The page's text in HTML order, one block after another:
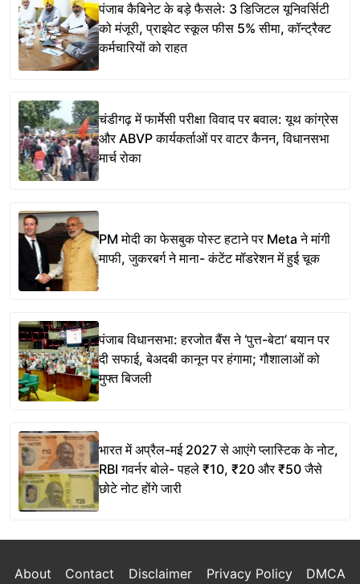
पंजाब कैबिनेट के बड़े फैसले: 3 डिजिटल यूनिवर्सिटी
को मंजूरी, प्राइवेट स्कूल फीस 5% सीमा, कॉन्ट्रैक्ट
कर्मचारियों को राहत
चंडीगढ़ में फार्मेसी परीक्षा विवाद पर बवाल: यूथ कांग्रेस
और ABVP कार्यकर्ताओं पर वाटर कैनन, विधानसभा
मार्च रोका
PM मोदी का फेसबुक पोस्ट हटाने पर Meta ने मांगी
माफी, जुकरबर्ग ने माना- कंटेंट मॉडरेशन में हुई चूक
पंजाब विधानसभा: हरजोत बैंस ने ‘पुत्त-बेटा’ बयान पर
दी सफाई, बेअदबी कानून पर हंगामा; गौशालाओं को
मुफ्त बिजली
भारत में अप्रैल-मई 2027 से आएंगे प्लास्टिक के नोट,
RBI गवर्नर बोले- पहले ₹10, ₹20 और ₹50 जैसे
छोटे नोट होंगे जारी
About Contact Disclaimer Privacy Policy DMCA